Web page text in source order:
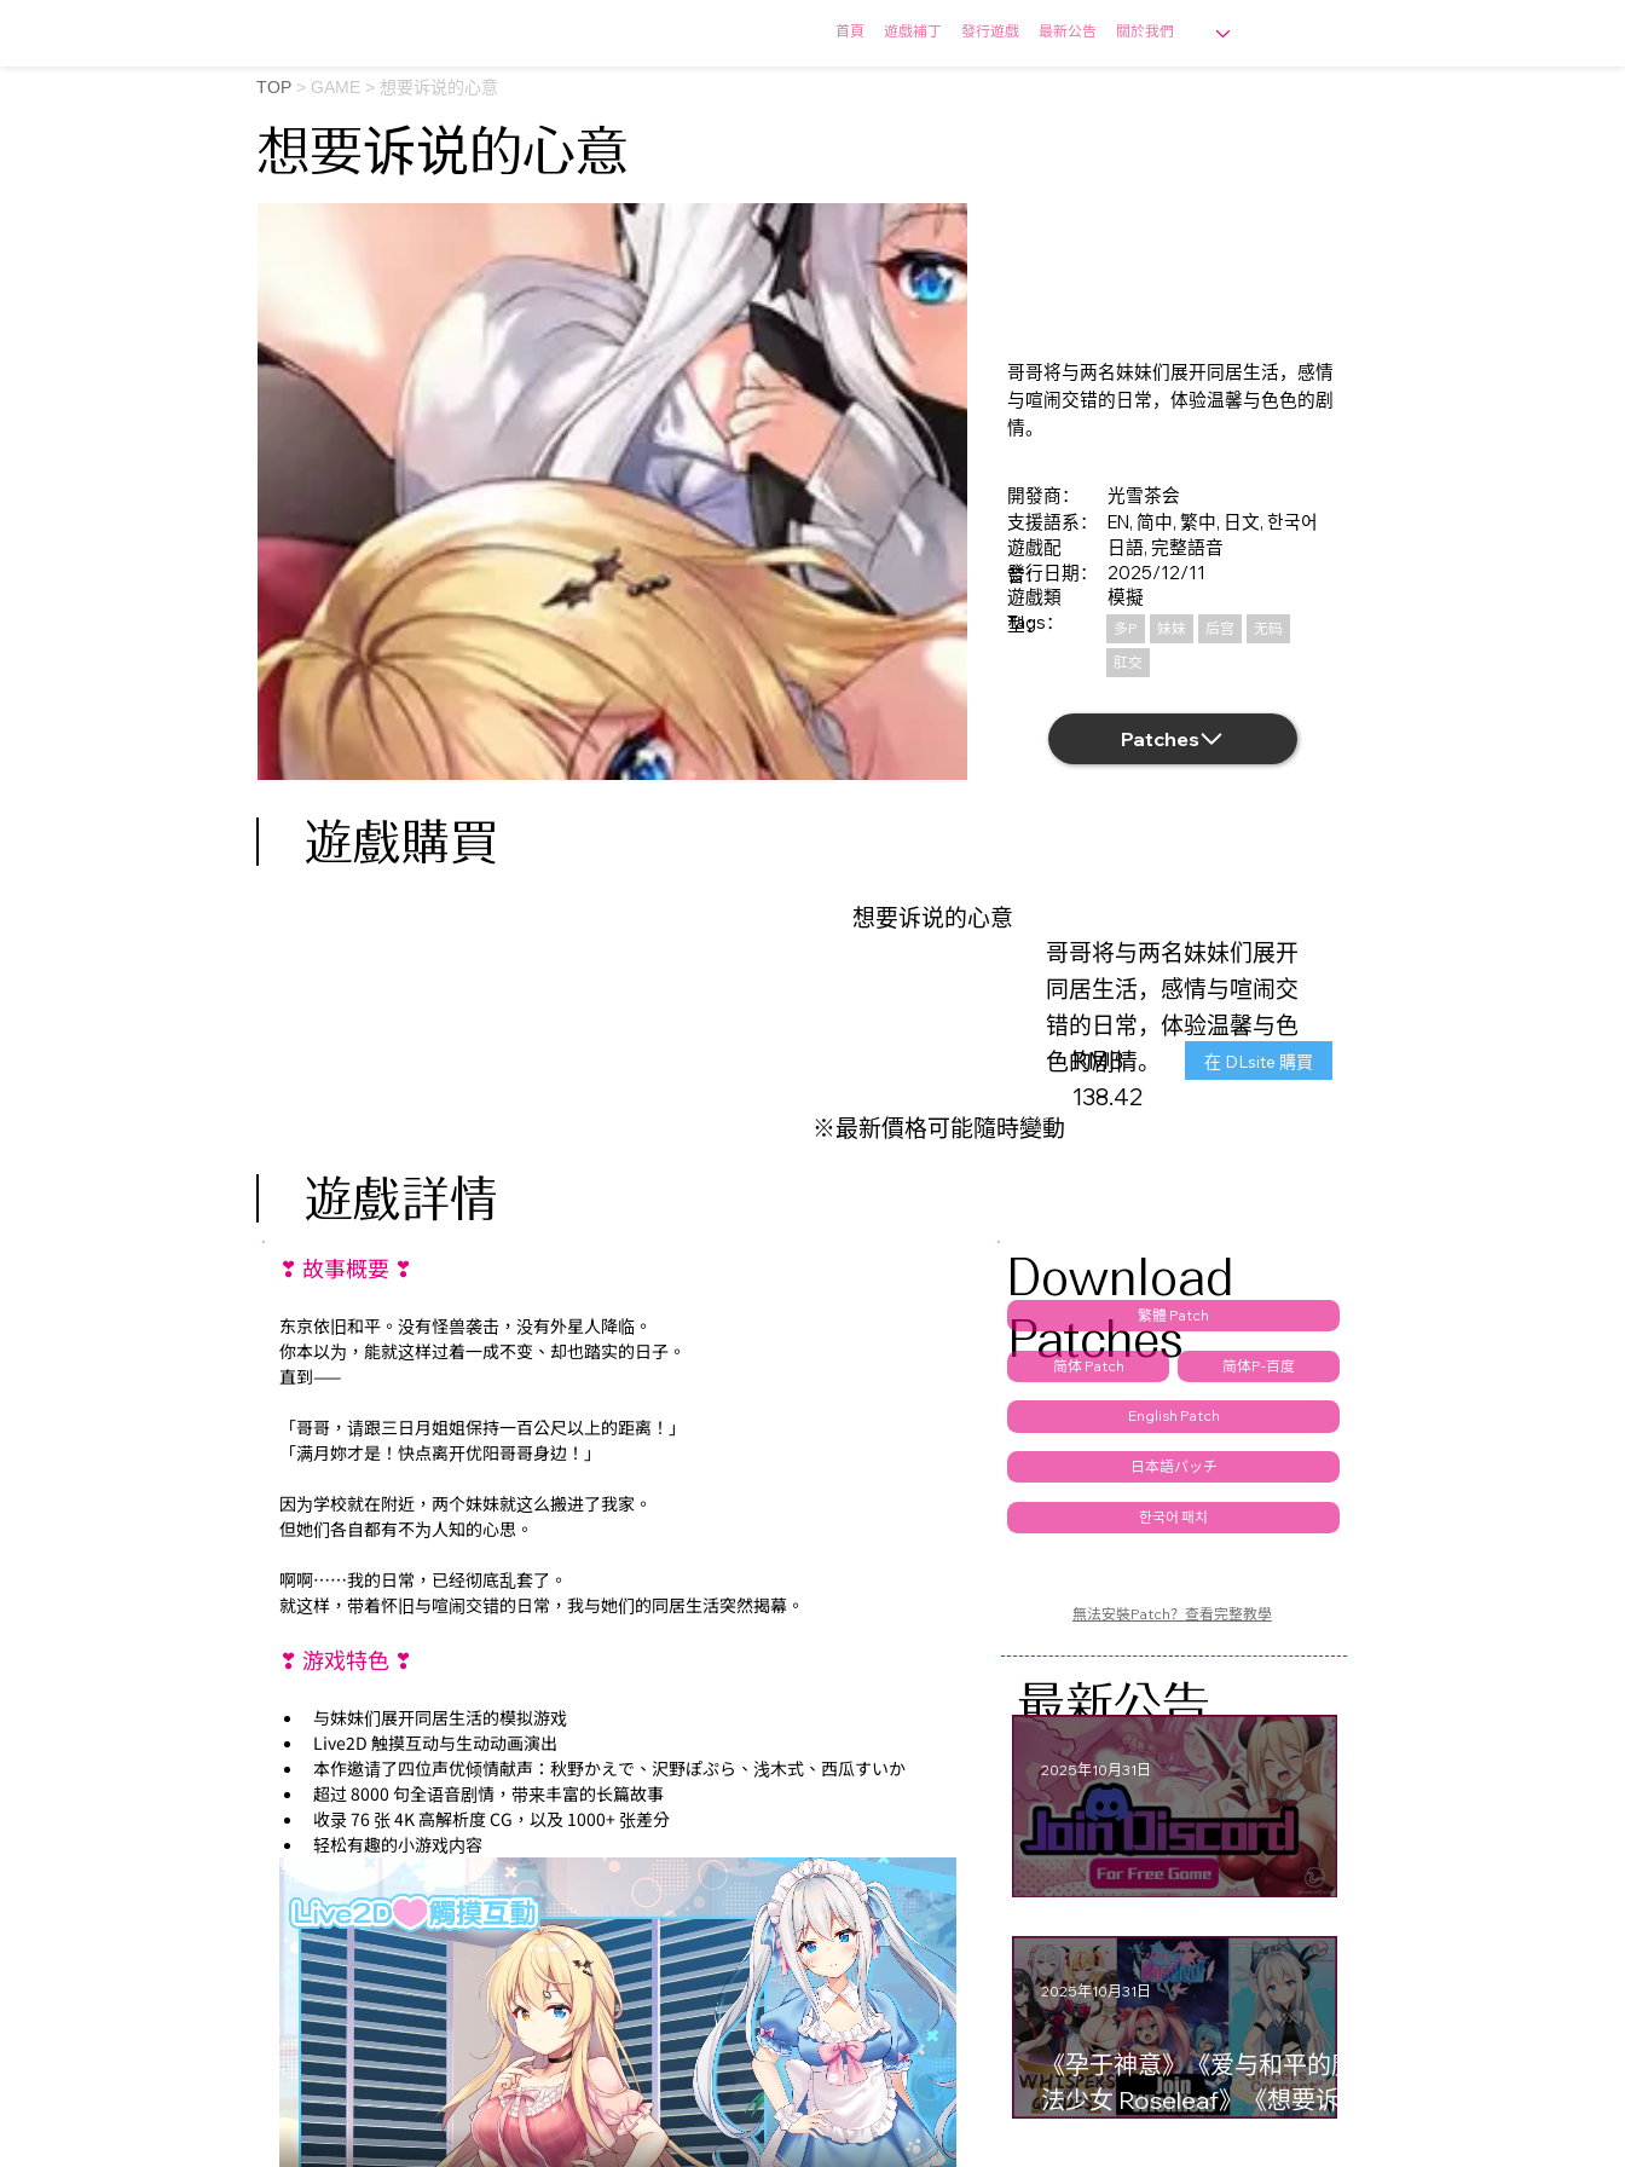
首頁 遊戲補丁 發行遊戲 最新公告 關於我們
TOP > GAME > 想要诉说的心意
想要诉说的心意
哥哥将与两名妹妹们展开同居生活，感情
与喧闹交错的日常，体验温馨与色色的剧
情。
​開發商：
支援語系：
光雪茶会
遊戲配
音：
EN, 简中, 繁中, 日文, 한국어
發行日期：
日語, 完整語音
遊戲類
型：
2025/12/11
​Tags： 多P 妹妹 后宫
无码
肛交
模擬
Patches
︳遊戲購買
想要诉说的心意
哥哥将与两名妹妹们展开
同居生活，感情与喧闹交
错的日常，体验温馨与色
色的剧情。
※最新價格可能隨時變動
RMB
138.42
在 DLsite 購買
︳遊戲詳情
❣ 故事概要 ❣
东京依旧和平。没有怪兽袭击，没有外星人降临。
你本以为，能就这样过着一成不变、却也踏实的日子。
直到——
「哥哥，请跟三日月姐姐保持一百公尺以上的距离！」
「满月妳才是！快点离开优阳哥哥身边！」
因为学校就在附近，两个妹妹就这么搬进了我家。
但她们各自都有不为人知的心思。
啊啊……我的日常，已经彻底乱套了。
就这样，带着怀旧与喧闹交错的日常，我与她们的同居生活突然揭幕。
❣ 游戏特色 ❣
与妹妹们展开同居生活的模拟游戏
Live2D 触摸互动与生动动画演出
本作邀请了四位声优倾情献声：秋野かえで、沢野ぽぷら、浅木式、西瓜すいか
超过 8000 句全语音剧情，带来丰富的长篇故事
收录 76 张 4K 高解析度 CG，以及 1000+ 张差分
轻松有趣的小游戏内容
Download
Patches
繁體 Patch
简体 Patch
English Patch
日本語パッチ
한국어 패치
简体P-百度
無法安裝Patch？查看完整教學
最新公告
2025年10月31日
《孕于神意》《爱与和平的魔
法少女 Roseleaf》《想要诉说
2025年10月31日